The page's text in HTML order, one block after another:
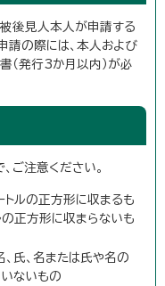
被後見人本人が申請する
請の際には、本人および
（発行3か月以内）が必
ご注意ください。
ルの正方形に収まるも
正方形に収まらないも
氏、名または氏や名の
ないもの